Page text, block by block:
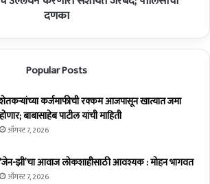
दणका
Popular Posts
शेतकर्‍यांच्या कर्जमाफीची रक्कम आजपासून खात्यात जमा
होणार; बाबासाहेब पाटील यांची माहिती
ऑगस्ट 7, 2026
‘जेन-झी’चा आवाज लोकशाहीसाठी आवश्यक : मोहन भागवत
ऑगस्ट 7, 2026